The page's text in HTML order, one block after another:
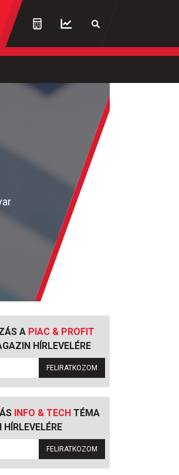
A PIAC & PROFIT
HÍRLEVELÉRE
FELIRATKOZOM
INFO & TECH TÉMA
HÍRLEVELÉRE
FELIRATKOZOM